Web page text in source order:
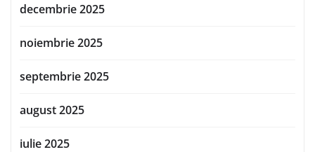
decembrie 2025
noiembrie 2025
septembrie 2025
august 2025
iulie 2025